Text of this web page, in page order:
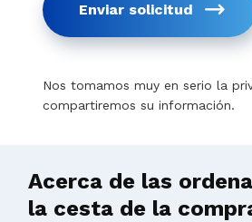
Enviar solicitud
Nos tomamos muy en serio la
compartiremos su información.
Acerca de las
la cesta de la